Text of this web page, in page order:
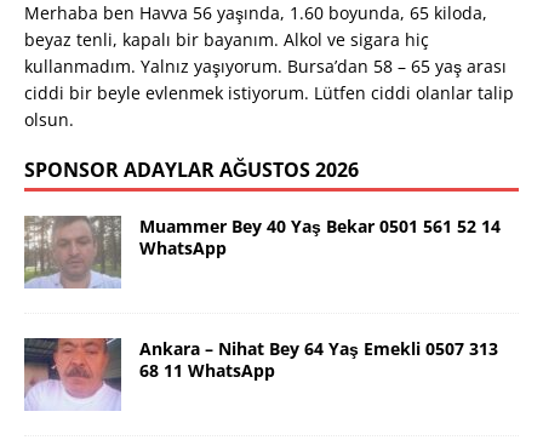
Merhaba ben Havva 56 yaşında, 1.60 boyunda, 65 kiloda,
beyaz tenli, kapalı bir bayanım. Alkol ve sigara hiç
kullanmadım. Yalnız yaşıyorum. Bursa’dan 58 – 65 yaş arası
ciddi bir beyle evlenmek istiyorum. Lütfen ciddi olanlar talip
olsun.
SPONSOR ADAYLAR AĞUSTOS 2026
Muammer Bey 40 Yaş Bekar 0501 561 52 14
WhatsApp
Ankara – Nihat Bey 64 Yaş Emekli 0507 313
68 11 WhatsApp